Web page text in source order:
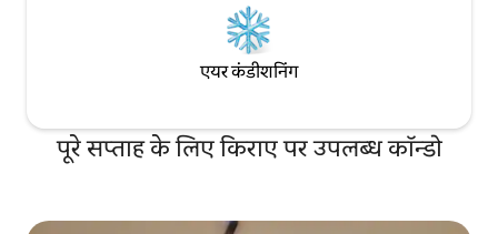
एयर कंडीशनिंग
पूरे सप्ताह के लिए किराए पर उपलब्ध कॉन्डो